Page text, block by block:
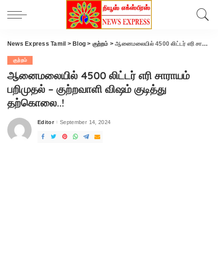
News Express Tamil > Blog > குற்றம் >ஆனைமலையில் 4500 லிட்டர் எரி சாராயம் பறிமுதல் – குற்றவாளி விஷம் குடித்து தற்கொலை..!
குற்றம்
ஆனைமலையில் 4500 லிட்டர் எரி சாராயம்
பறிமுதல் – குற்றவாளி விஷம் குடித்து
தற்கொலை..!
Posted
Editor September 14, 2024